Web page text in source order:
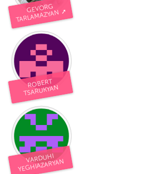
GEVORG
TARLAMAZYAN ➚
ROBERT
TSARUKYAN
VARDUHI
YEGHIAZARYAN